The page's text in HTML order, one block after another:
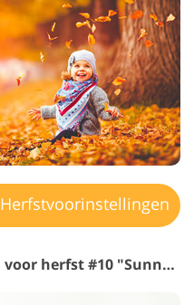
Herfstvoorinstellingen
Lightroom-voorinstellingen voor herfst #10 "Sunny Day"